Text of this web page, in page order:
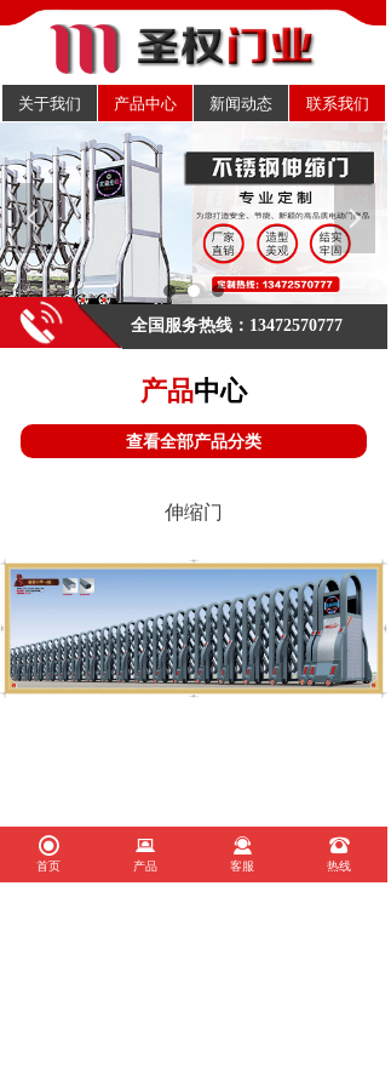
欢迎来到圣权门业官方网站！
넳 넲
关于我们
.
产品中心
全国服务热线：13472570777
新闻动态 联系我们
伸缩门
查看全部产品分类
产品中心
끧
首页
뀵
产品
끤
客服
뀰
热线